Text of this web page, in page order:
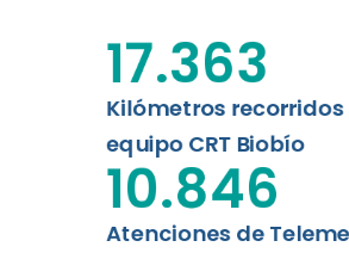
Leer más
Kilómetros recorridos
equipo CRT Biobío
17.363
Atenciones de
10.846